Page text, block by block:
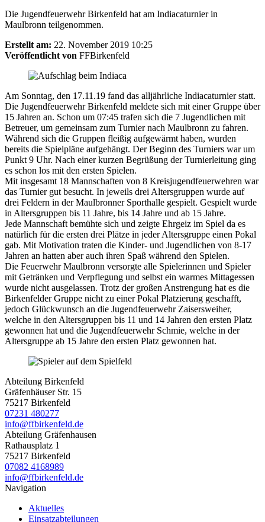
Die Jugendfeuerwehr Birkenfeld hat am Indiacaturnier in
Maulbronn teilgenommen.
Erstellt am: 22. November 2019 10:25
Veröffentlicht von FFBirkenfeld
Am Sonntag, den 17.11.19 fand das alljährliche Indiacaturnier statt.
Die Jugendfeuerwehr Birkenfeld meldete sich mit einer Gruppe über
15 Jahren an. Schon um 07:45 trafen sich die 7 Jugendlichen mit
Betreuer, um gemeinsam zum Turnier nach Maulbronn zu fahren.
Während sich die Gruppen fleißig aufgewärmt haben, wurden
bereits die Spielpläne aufgehängt. Der Beginn des Turniers war um
Punkt 9 Uhr. Nach einer kurzen Begrüßung der Turnierleitung ging
es schon los mit den ersten Spielen.
Mit insgesamt 18 Mannschaften von 8 Kreisjugendfeuerwehren war
das Turnier gut besucht. In jeweils drei Altersgruppen wurde auf
drei Feldern in der Maulbronner Sporthalle gespielt. Gespielt wurde
in Altersgruppen bis 11 Jahre, bis 14 Jahre und ab 15 Jahre.
Jede Mannschaft bemühte sich und zeigte Ehrgeiz im Spiel da es
natürlich für die ersten drei Plätze in jeder Altersgruppe einen Pokal
gab. Mit Motivation traten die Kinder- und Jugendlichen von 8-17
Jahren an hatten aber auch ihren Spaß während den Spielen.
Die Feuerwehr Maulbronn versorgte alle Spielerinnen und Spieler
mit Getränken und Verpflegung und selbst ein warmes Mittagessen
wurde nicht ausgelassen. Trotz der großen Anstrengung hat es die
Birkenfelder Gruppe nicht zu einer Pokal Platzierung geschafft,
jedoch Glückwunsch an die Jugendfeuerwehr Zaisersweiher,
welche in den Altersgruppen bis 11 und 14 Jahren den ersten Platz
gewonnen hat und die Jugendfeuerwehr Schmie, welche in der
Altersgruppe ab 15 Jahre den ersten Platz gewonnen hat.
Abteilung Birkenfeld
Gräfenhäuser Str. 15
75217 Birkenfeld
07231 480277
info@ffbirkenfeld.de
Abteilung Gräfenhausen
Rathausplatz 1
75217 Birkenfeld
07082 4168989
info@ffbirkenfeld.de
Navigation
Aktuelles
Einsatzabteilungen